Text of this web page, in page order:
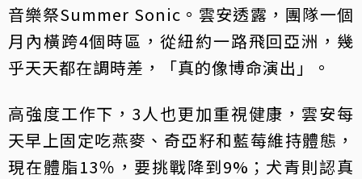
音樂祭Summer Sonic。雲安透露，團隊一個
月內橫跨4個時區，從紐約一路飛回亞洲，幾
乎天天都在調時差，「真的像博命演出」。
高強度工作下，3人也更加重視健康，雲安每
天早上固定吃燕麥、奇亞籽和藍莓維持體態，
現在體脂13％，要挑戰降到9%；犬青則認真